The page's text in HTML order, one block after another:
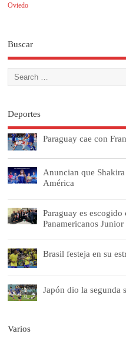
Oviedo
Buscar
Deportes
Paraguay cae con
Anuncian que
América
Paraguay es
Panamericanos
Brasil festeja en su
Japón dio la segunda
Varios